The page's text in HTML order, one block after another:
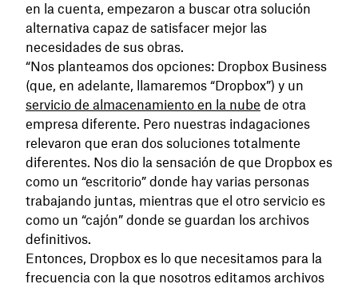
en la cuenta, empezaron a buscar otra solución
alternativa capaz de satisfacer mejor las
necesidades de sus obras.
“Nos planteamos dos opciones: Dropbox Business
(que, en adelante, llamaremos “Dropbox”) y un
servicio de almacenamiento en la nube de otra
empresa diferente. Pero nuestras indagaciones
relevaron que eran dos soluciones totalmente
diferentes. Nos dio la sensación de que Dropbox es
como un “escritorio” donde hay varias personas
trabajando juntas, mientras que el otro servicio es
como un “cajón” donde se guardan los archivos
definitivos.
Entonces, Dropbox es lo que necesitamos para la
frecuencia con la que nosotros editamos archivos